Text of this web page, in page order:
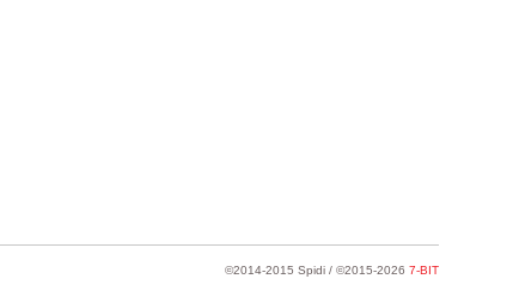
©2014-2015 Spidi / ©2015-2026 7-BIT